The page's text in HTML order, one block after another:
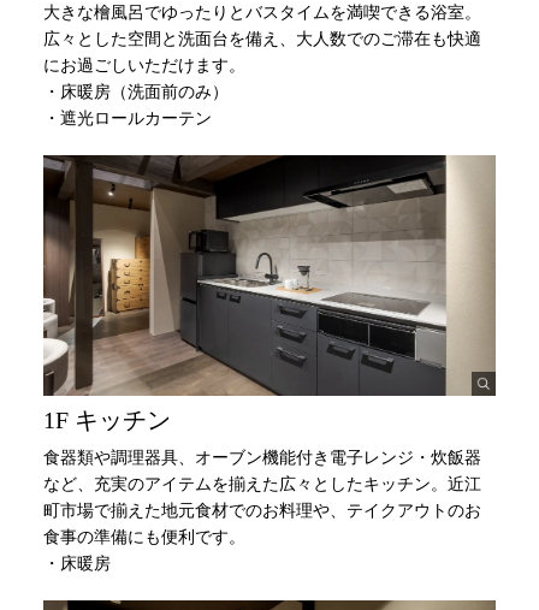
大きな檜風呂でゆったりとバスタイムを満喫できる浴室。
広々とした空間と洗面台を備え、大人数でのご滞在も快適
にお過ごしいただけます。
・床暖房（洗面前のみ）
・遮光ロールカーテン
1F キッチン
食器類や調理器具、オーブン機能付き電子レンジ・炊飯器
など、充実のアイテムを揃えた広々としたキッチン。近江
町市場で揃えた地元食材でのお料理や、テイクアウトのお
食事の準備にも便利です。
・床暖房